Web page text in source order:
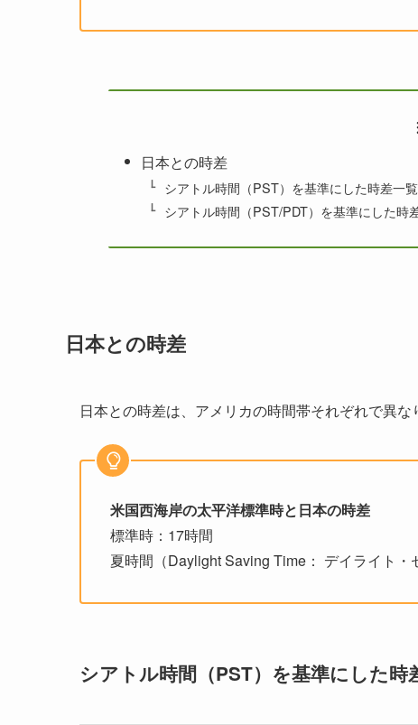
日本との時差
シアトル時間（PST）を基準にした時差一覧
シアトル時間（PST/PDT）を基準にした時
日本との時差
日本との時差は、アメリカの時間帯それぞれで異な
米国西海岸の太平洋標準時と日本の時差
標準時：17時間
夏時間（Daylight Saving Time： デイライト
シアトル時間（PST）を基準にした時